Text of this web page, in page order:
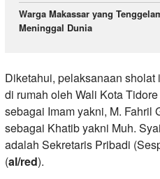
Warga Makassar yang
Meninggal Dunia
Diketahui, pelaksanaan
di rumah oleh Wali Kota
sebagai Imam yakni, M. Fahril
sebagai Khatib yakni Muh.
adalah Sekretaris Pribadi
(al/red).